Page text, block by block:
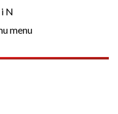
i N
menu